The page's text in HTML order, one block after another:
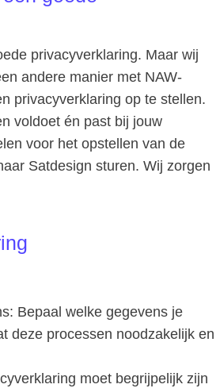
privacyverklaring. Maar wij
andere manier met NAW-
privacyverklaring op te stellen.
voldoet én past bij jouw
voor het opstellen van de
Satdesign sturen. Wij zorgen
: Bepaal welke gegevens je
deze processen noodzakelijk en
moet begrijpelijk zijn